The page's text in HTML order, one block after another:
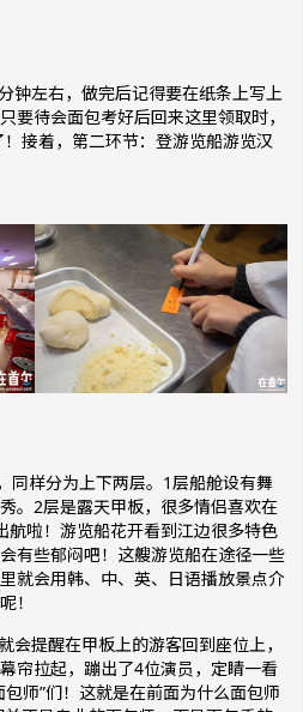
左右，做完后记得要在纸条上写上
要待会面包考好后回来这里领取时，
接着，第二环节：登游览船游览汉
样分为上下两层。1层船舱设有舞
。2层是露天甲板，很多情侣喜欢在
航啦！游览船花开看到江边很多特色
有些郁闷吧！这艘游览船在途径一些
就会用韩、中、英、日语播放景点介
！
提醒在甲板上的游客回到座位上，
帘拉起，蹦出了4位演员，定睛一看
师”们！这就是在前面为什么面包师